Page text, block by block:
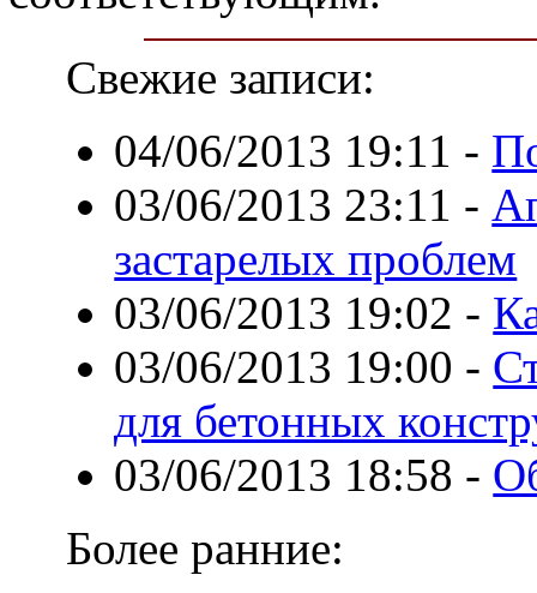
Свежие записи:
04/06/2013 19:11 -
03/06/2013 23:11 -
застарелых проблем
03/06/2013 19:02 -
03/06/2013 19:00 -
для бетонных
03/06/2013 18:58 -
Более ранние: